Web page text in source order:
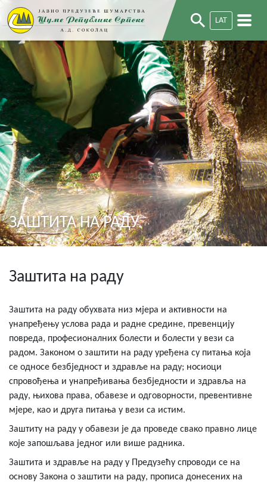
LAT
ЗАШТИТА НА РАДУ
Заштита на раду
Заштита на раду обухвата низ мјера и активности на
унапређењу услова рада и радне средине, превенцију
повреда, професионалних болести и болести у вези са
радом. Законом о заштити на раду уређена су питања која
се односе безбједност и здравље на раду; носиоци
спровођења и унапређивања безбједности и здравља на
раду, њихова права, обавезе и одговорности, превентивне
мјере, као и друга питања у вези са истим.
Заштиту на раду у обавези је да проведе свако правно лице
које запошљава једног или више радника.
Заштита и здравље на раду у Предузећу спроводи се на
основу Закона о заштити на раду, прописа донесених на